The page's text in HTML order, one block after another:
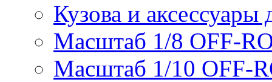
Кузова и
Масштаб 1/8 OFF-
Масштаб 1/10 OFF-